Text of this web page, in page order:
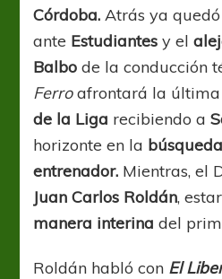
Córdoba. Atrás ya
ante Estudiantes y el
Balbo de la conducción
Ferroafrontará la
de la Liga recibiendo a
horizonte en la
entrenador. Mientras, el
Juan Carlos Roldán,
manera interina del
Roldán habló con El